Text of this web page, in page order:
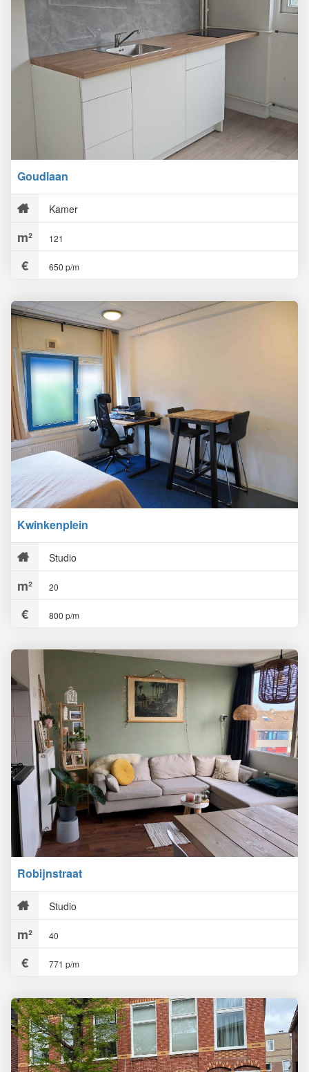
Goudlaan
Kamer
121
650 p/m
Kwinkenplein
Studio
20
800 p/m
Robijnstraat
Studio
40
771 p/m